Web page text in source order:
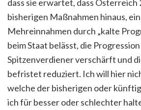
dass sie erwartet, dass Österreich
bisherigen Maßnahmen hinaus,
Mehreinnahmen durch „kalte
beim Staat belässt, die
Spitzenverdiener verschärft und
befristet reduziert. Ich will hier
welche der bisherigen oder
ich für besser oder schlechter